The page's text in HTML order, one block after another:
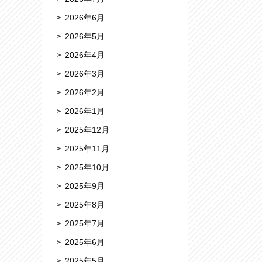
2026年6月
2026年5月
2026年4月
2026年3月
2026年2月
2026年1月
2025年12月
2025年11月
2025年10月
2025年9月
2025年8月
2025年7月
2025年6月